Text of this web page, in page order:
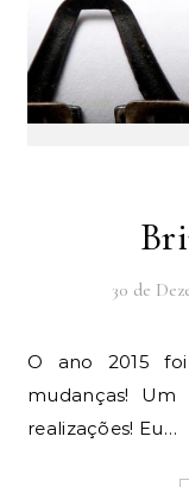
30 de
O ano 2015 foi um grande ano! Um ano de
mudanças!
realizações! Eu…